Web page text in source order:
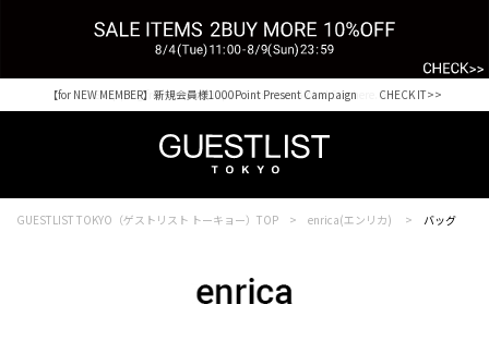
Shopping from outside Japan? Visit our Global Site here. >>
【for NEW MEMBER】新規会員様1000Point Present Campaign CHECK IT>>
GUESTLIST TOKYO（ゲストリスト トーキョー）TOP enrica(エンリカ) バッグ